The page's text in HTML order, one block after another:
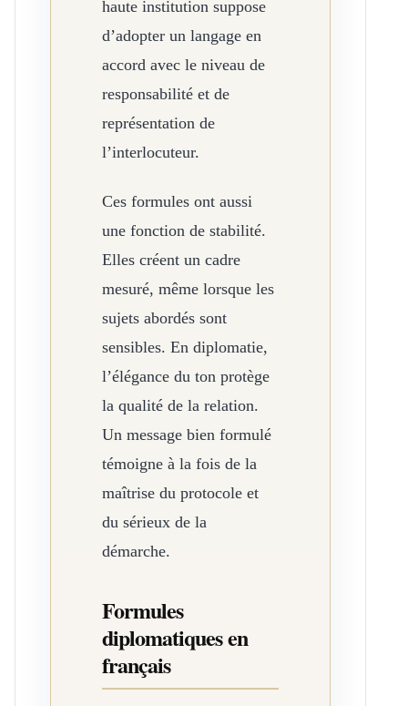
haute institution suppose
d’adopter un langage en
accord avec le niveau de
responsabilité et de
représentation de
l’interlocuteur.
Ces formules ont aussi
une fonction de stabilité.
Elles créent un cadre
mesuré, même lorsque les
sujets abordés sont
sensibles. En diplomatie,
l’élégance du ton protège
la qualité de la relation.
Un message bien formulé
témoigne à la fois de la
maîtrise du protocole et
du sérieux de la
démarche.
Formules
diplomatiques en
français